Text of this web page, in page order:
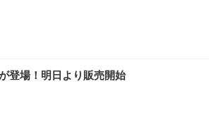
登場！明日より販売開始